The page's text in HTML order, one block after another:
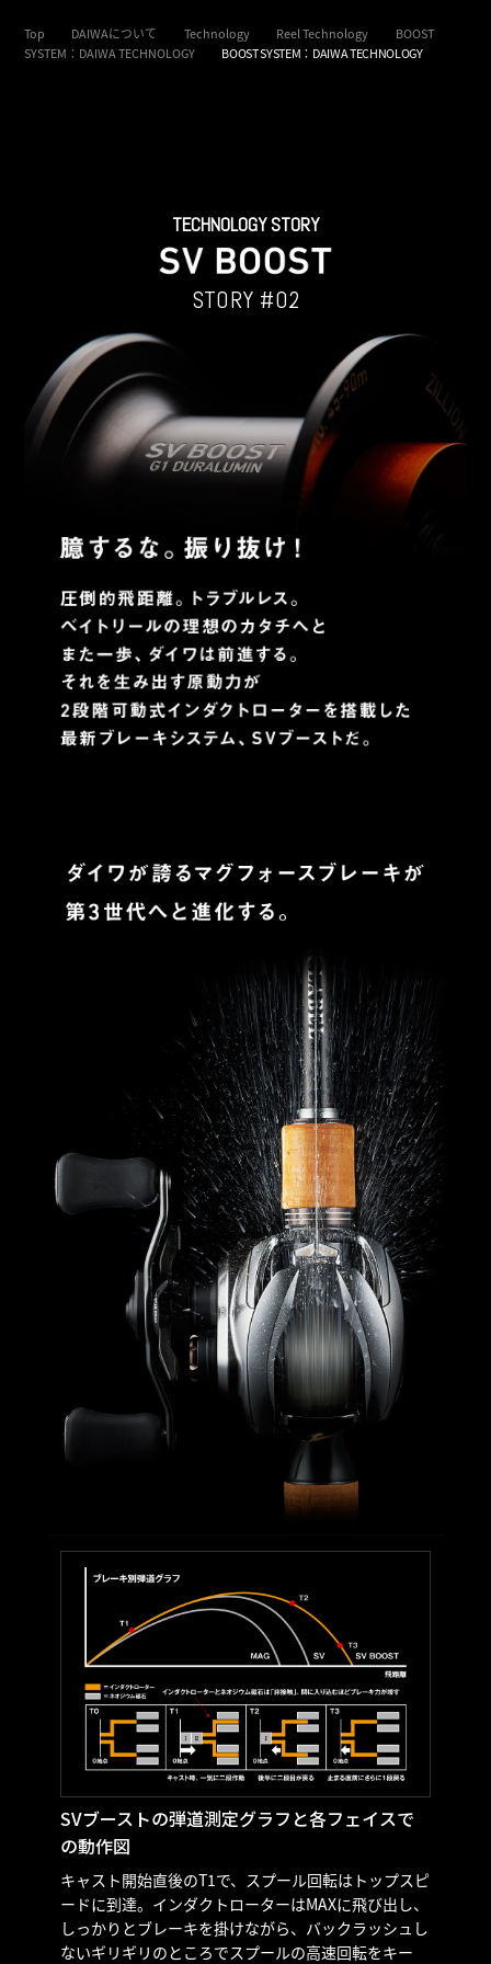
Top DAIWAについて Technology Reel Technology
BOOST
SYSTEM：DAIWA TECHNOLOGY
BOOST SYSTEM：DAIWA TECHNOLOGY
TECHNOLOGY STORY
STORY #02
SVブーストの弾道測定グラフと各フェイスで
の動作図
キャスト開始直後のT1で、スプール回転はトップスピ
ードに到達。インダクトローターはMAXに飛び出し、
しっかりとブレーキを掛けながら、バックラッシュし
ないギリギリのところでスプールの高速回転をキー